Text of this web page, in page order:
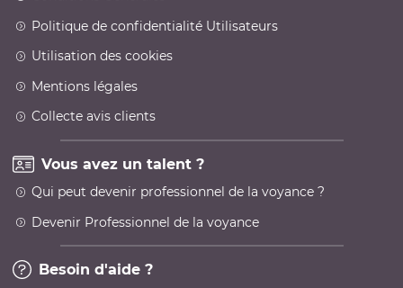
Politique de confidentialité Utilisateurs
Utilisation des cookies
Mentions légales
Collecte avis clients
Vous avez un talent ?
Qui peut devenir professionnel de la voyance ?
Devenir Professionnel de la voyance
Besoin d'aide ?